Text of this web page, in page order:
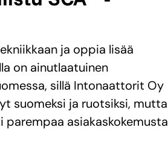
ja oppia lisää
on ainutlaatuinen
sillä Intonaattorit Oy
suomeksi ja ruotsiksi, mutta
asiakaskokemusta